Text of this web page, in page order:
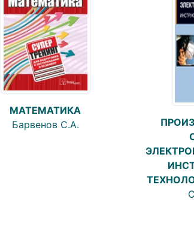
МАТЕМАТИКА
Барвенов С.А.